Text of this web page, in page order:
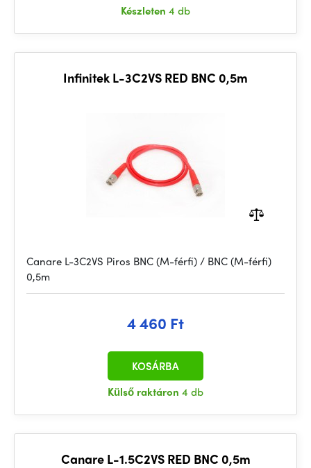
Készleten 4 db
Infinitek L-3C2VS RED BNC 0,5m
Canare L-3C2VS Piros BNC (M-férfi) / BNC (M-férfi)
0,5m
4 460 Ft
Külső raktáron 4 db
KOSÁRBA
Canare L-1.5C2VS RED BNC 0,5m